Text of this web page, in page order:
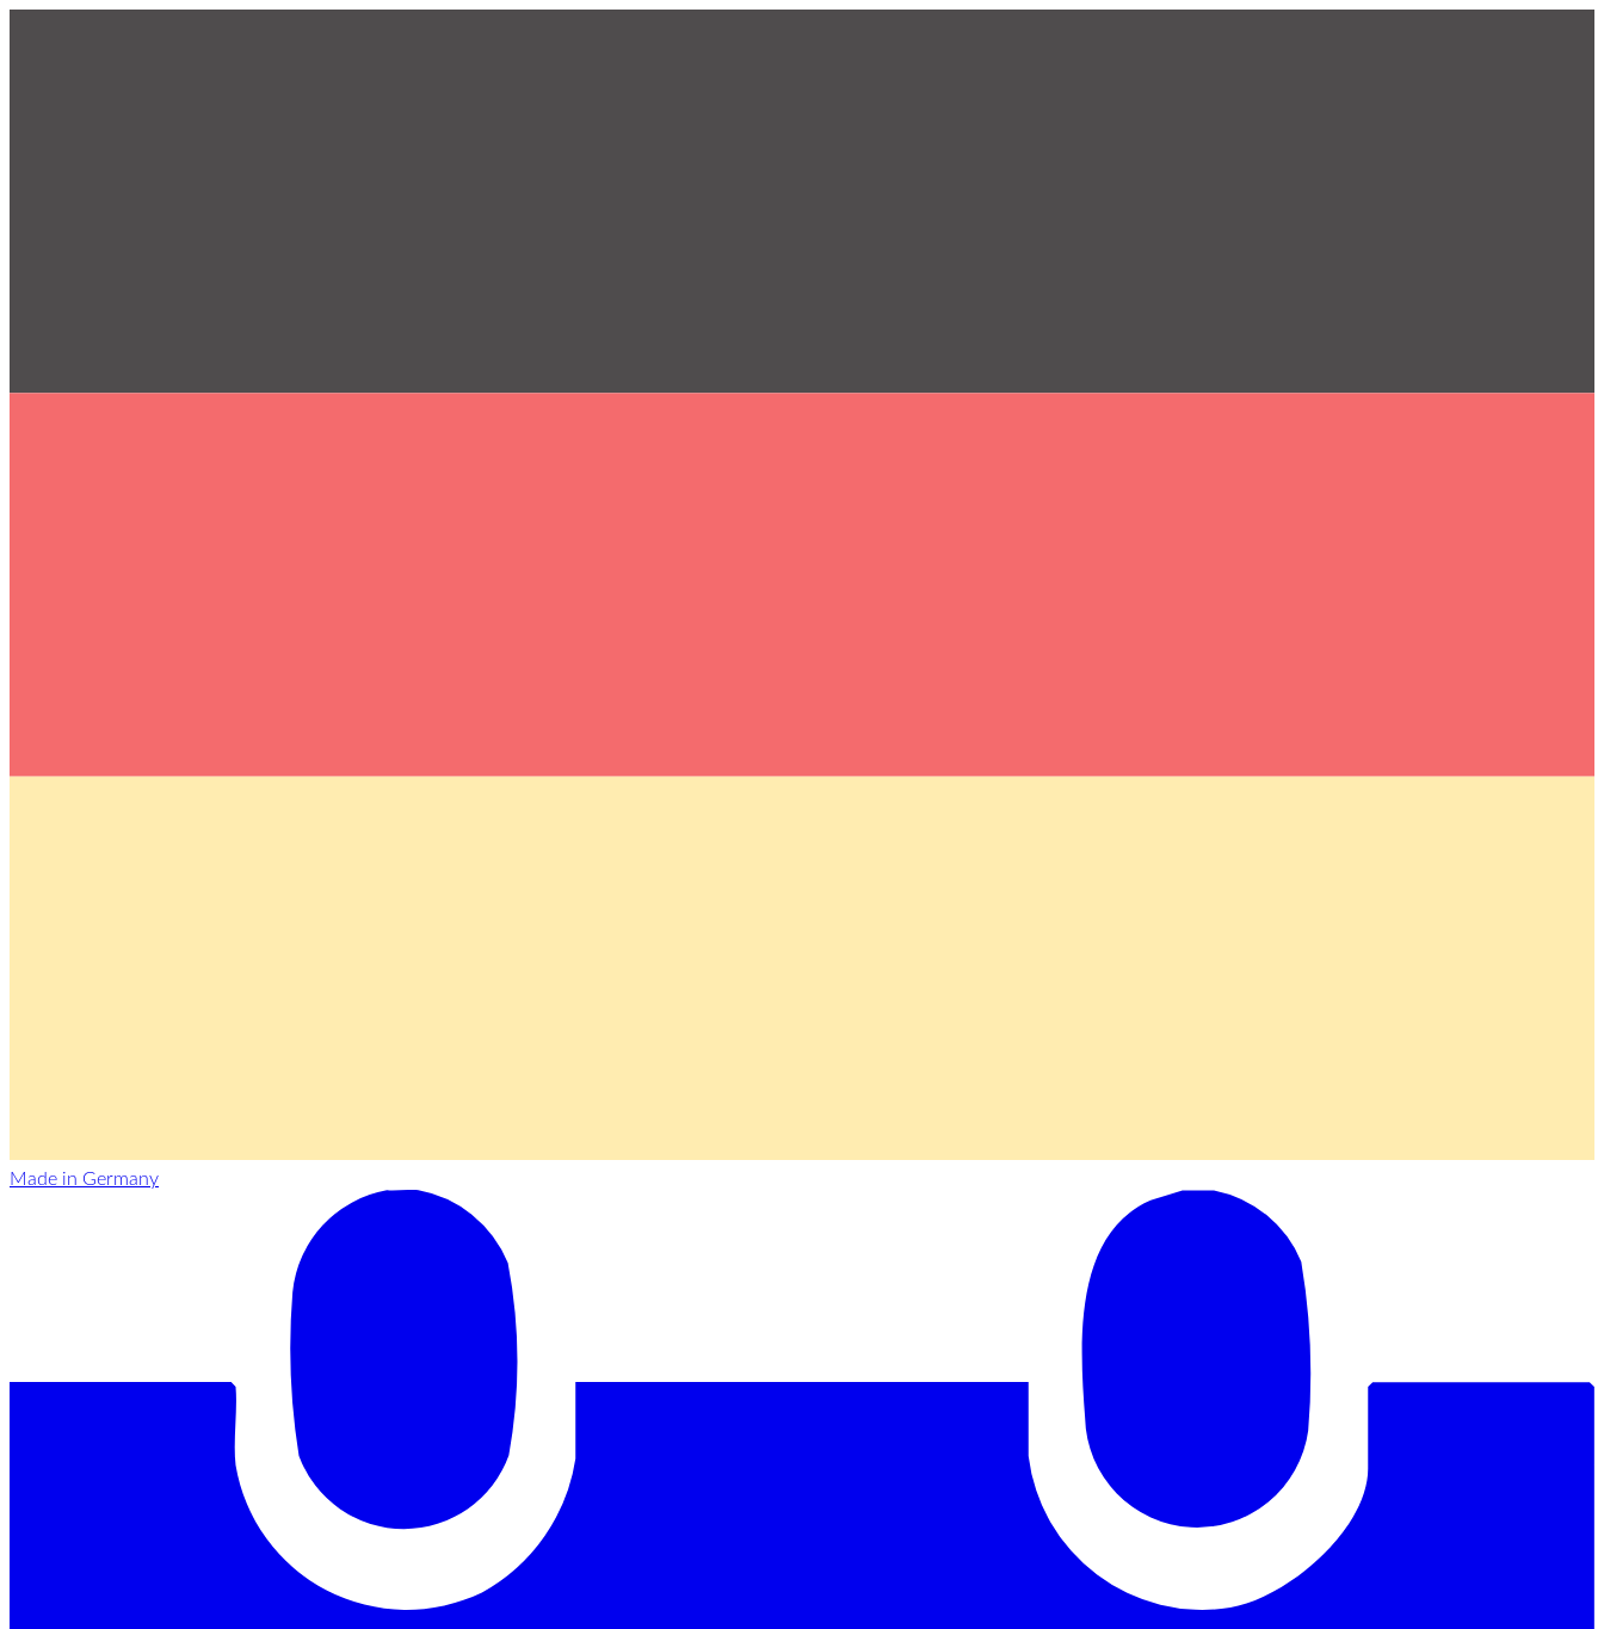
Made in Germany